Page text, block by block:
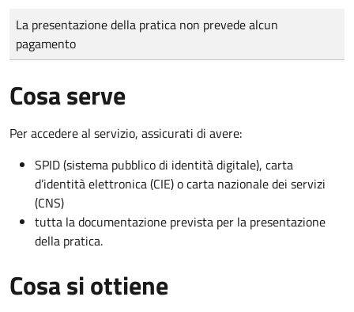
Tipo di pagamento
Importo
La presentazione della pratica non prevede alcun
pagamento
Cosa serve
Per accedere al servizio, assicurati di avere:
SPID (sistema pubblico di identità digitale), carta
d’identità elettronica (CIE) o carta nazionale dei servizi
(CNS)
tutta la documentazione prevista per la presentazione
della pratica.
Cosa si ottiene